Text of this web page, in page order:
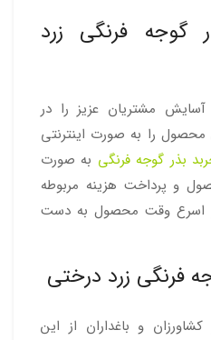
گوجه فرنگی زرد
آسایش مشتریان عزیز را در
محصول را به صورت اینترنتی
بذر گوجه فرنگی به صورت
و پرداخت هزینه مربوطه
اسرع وقت محصول به دست
فرنگی زرد درختی
و باغداران از این